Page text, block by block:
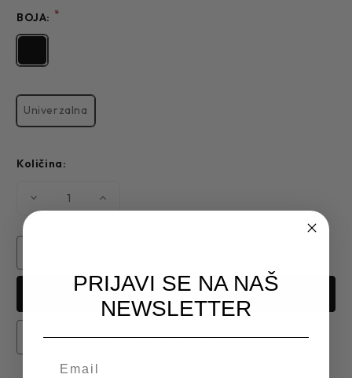
BOJA: *
Univerzalna
Količina:
Smanjite
količinu
MUŠKI
Povećajte
količinu
Dodati na listu želja
PRIJAVI SE NA NAŠ
NEWSLETTER